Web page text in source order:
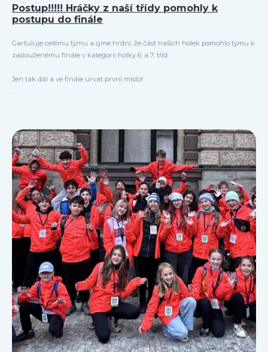
Postup!!!!! Hráčky z naší třídy pomohly k
postupu do finále
Gartuluje celému týmu a sjme hrdní, že část našich holek pomohlo týmu k
zaslouženému finále v kategorii holky 6. a 7. tříd.
Jen tak dál a ve finále urvat první místo!